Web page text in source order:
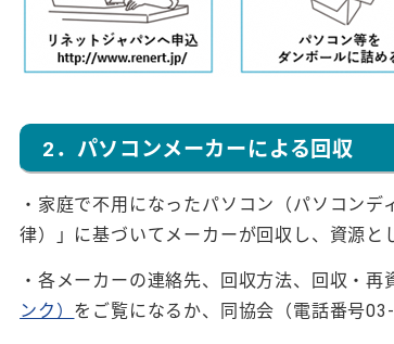
2．パソコンメーカーによる回収
・家庭で不用になったパソコン（パソコン
律）」に基づいてメーカーが回収し、資源と
・各メーカーの連絡先、回収方法、回収・再
ンク） をご覧になるか、同協会（電話番号